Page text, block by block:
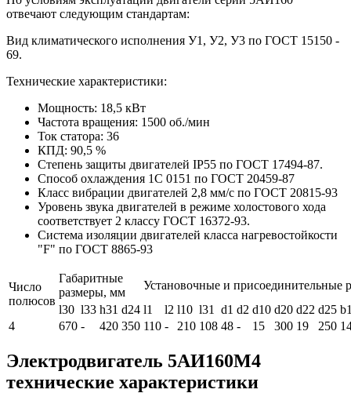
отвечают следующим стандартам:
Вид климатического исполнения У1, У2, У3 по ГОСТ 15150 -
69.
Технические характеристики:
Мощность: 18,5 кВт
Частота вращения: 1500 об./мин
Ток статора: 36
КПД: 90,5 %
Степень защиты двигателей IP55 по ГОСТ 17494-87.
Способ охлаждения 1С 0151 по ГОСТ 20459-87
Класс вибрации двигателей 2,8 мм/с по ГОСТ 20815-93
Уровень звука двигателей в режиме холостового хода
соответствует 2 классу ГОСТ 16372-93.
Система изоляции двигателей класса нагревостойкости
"F" по ГОСТ 8865-93
Число
полюсов
Габаритные
размеры, мм
Установочные и присоединительные
l30 l33 h31 d24 l1 l2 l10 l31 d1 d2 d10 d20 d22 d25
4
670 - 420 350 110 - 210 108 48 - 15 300 19 250
Электродвигатель 5АИ160М4
технические характеристики